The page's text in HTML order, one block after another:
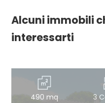
Alcuni immobili
interessarti
490 mq 3